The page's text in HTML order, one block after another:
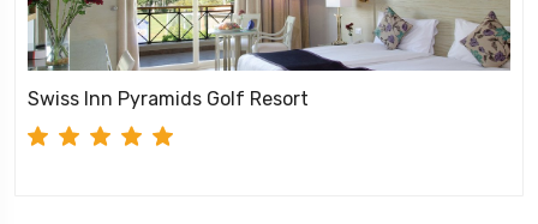
Swiss Inn Pyramids Golf Resort